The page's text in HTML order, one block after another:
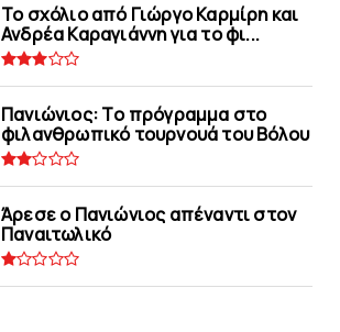
Το σχόλιο από Γιώργο Καρμίρη και
Ανδρέα Καραγιάννη για το φι...
Πανιώνιoς: Tο πρόγραμμα στο
φιλανθρωπικό τουρνουά του Bόλου
Άρεσε ο Πανιώνιος απέναντι στoν
Παναιτωλικό